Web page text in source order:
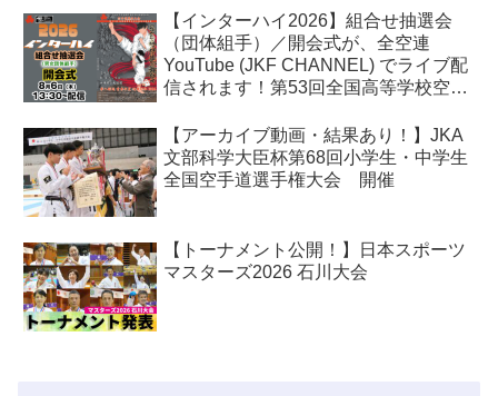
【インターハイ2026】組合せ抽選会
（団体組手）／開会式が、全空連
YouTube (JKF CHANNEL) でライブ配
信されます！第53回全国高等学校空手
【アーカイブ動画・結果あり！】JKA
文部科学大臣杯第68回小学生・中学生
全国空手道選手権大会 開催
【トーナメント公開！】日本スポーツ
マスターズ2026 石川大会